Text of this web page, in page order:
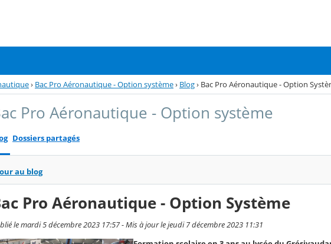
› Bac Pro Aéronautique - Option système› Blog› Bac Pro Aéronautique - Option
Pro Aéronautique - Option système
Dossiers partagés
au blog
Pro Aéronautique - Option Système
le mardi 5 décembre 2023 17:57 - Mis à jour le jeudi 7 décembre 2023 11:31